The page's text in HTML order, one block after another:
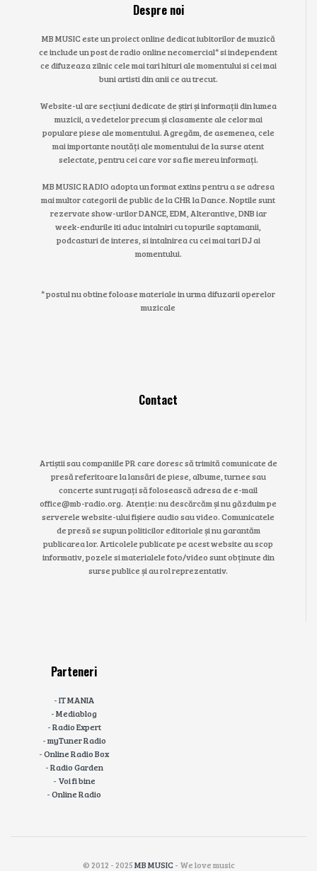
Despre noi
MB MUSIC este un proiect online dedicat iubitorilor de muzică
ce include un post de radio online necomercial* si independent
ce difuzeaza zilnic cele mai tari hituri ale momentului si cei mai
buni artisti din anii ce au trecut.
Website-ul are secțiuni dedicate de știri și informații din lumea
muzicii, a vedetelor precum și clasamente ale celor mai
populare piese ale momentului. Agregăm, de asemenea, cele
mai importante noutăți ale momentului de la surse atent
selectate, pentru cei care vor sa fie mereu informați.
MB MUSIC RADIO adopta un format extins pentru a se adresa
mai multor categorii de public de la CHR la Dance. Noptile sunt
rezervate show-urilor DANCE, EDM, Alterantive, DNB iar
week-endurile iti aduc intalniri cu topurile saptamanii,
podcasturi de interes, si intalnirea cu cei mai tari DJ ai
momentului.
* postul nu obtine foloase materiale in urma difuzarii operelor
muzicale
Contact
Artiștii sau companiile PR care doresc să trimită comunicate de
presă referitoare la lansări de piese, albume, turnee sau
concerte sunt rugați să folosească adresa de e-mail
office@mb-radio.org. Atenție: nu descărcăm și nu găzduim pe
serverele website-ului fișiere audio sau video. Comunicatele
de presă se supun politicilor editoriale și nu garantăm
publicarea lor. Articolele publicate pe acest website au scop
informativ, pozele si materialele foto/video sunt obținute din
surse publice și au rol reprezentativ.
Parteneri
-IT MANIA
-Mediablog
-Radio Expert
-myTuner Radio
-Online Radio Box
-Radio Garden
- Voi fi bine
-Online Radio
© 2012 - 2025MB MUSIC - We love music